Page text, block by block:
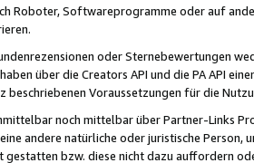
Roboter, Softwareprogramme oder auf
oder Sternebewertungen
über die Creators API und die PA API
beschriebenen Voraussetzungen für die
noch mittelbar über Partner-Links
andere natürliche oder juristische
gestatten bzw. diese nicht dazu auffordern